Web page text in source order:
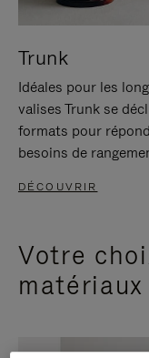
Trunk
Idéales pour les
valises Trunk se
formats pour
besoins de
DÉCOUVRIR
Votre